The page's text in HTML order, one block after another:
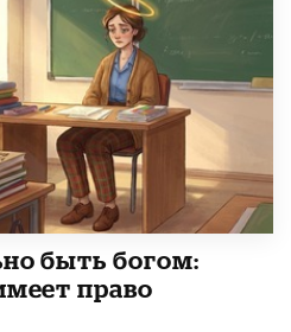
быть богом:
право